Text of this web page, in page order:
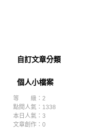
自訂文章分類
個人小檔案
等 級：2
點閱人氣：1338
本日人氣：3
文章創作：0